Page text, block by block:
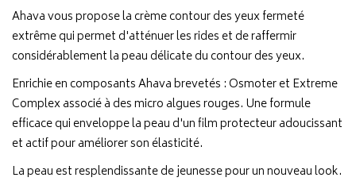
Ahava vous propose la crème contour des yeux fermeté
extrême qui permet d'atténuer les rides et de raffermir
considérablement la peau délicate du contour des yeux.
Enrichie en composants Ahava brevetés : Osmoter et Extreme
Complex associé à des micro algues rouges. Une formule
efficace qui enveloppe la peau d'un film protecteur adoucissant
et actif pour améliorer son élasticité.
La peau est resplendissante de jeunesse pour un nouveau look.